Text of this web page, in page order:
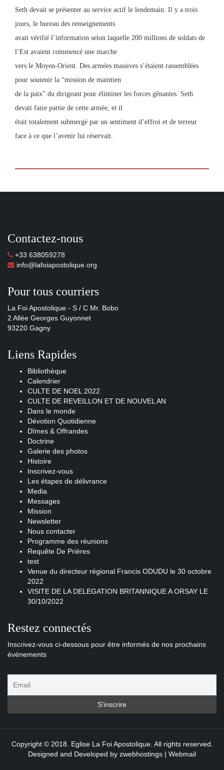
Seth devait se présenter au service actif le lendemain. Il y a trois
jours, le bureau des renseignements
avait vérifié l’information selon laquelle 200 millions de soldats de
l’Est avaient commencé une marche
vers le Moyen-Orient. Des armées massives s’étaient rassemblées
pour soutenir la “mission de maintien
de la paix” du dirigeant pour éliminer les forces gênantes. Seth
devait faire partie de cette armée, et il
était totalement submergé par un sentiment d’effroi et de terreur
face à ce que l’avenir lui réservait.
Contactez-nous
+33 638059278
info@lafoiapostolique.org
Pour tous courriers
La Foi Apostolique - S / C Mr. Bobo
2 Allée Georges Guyonnet
93220 Gagny
Liens Rapides
Bibliothèque
Calendrier
CULTE DE NOEL 2022
CULTE DE REVEILLON ET DE NOUVEL AN
Dans le monde
Dévotion Quotidienne
Dîmes & Offrandes
Doctrine
Galerie des photos
Histoire
Inscrivez-vous
Les étapes de délivrance
Media
Messages
Mission
Newsletter
Nous contacter
Programme des réunions
Requête De Prières
test
Venue du directeur régional Francis ODUDU le 30 octobre
2022
VISITE DE LA DELEGATION BRITANNIQUE A ORSAY LE
30/10/2022
Restez connectés
Inscrivez-vous ci-dessous pour être informés de nos prochains
événements
Copyright © 2018. Eglise La Foi Apostolique. All rights reserved.
Designed and Developed by zwebhostings | Webmail